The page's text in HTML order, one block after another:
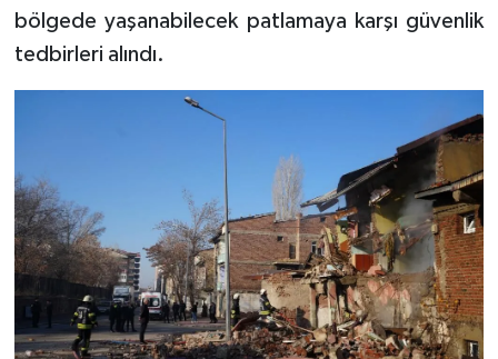
bölgede yaşanabilecek patlamaya karşı güvenlik
tedbirleri alındı.